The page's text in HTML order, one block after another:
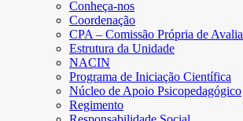
Conheça-nos
Coordenação
CPA – Comissão Própria de
Estrutura da Unidade
NACIN
Programa de Iniciação Científica
Núcleo de Apoio Psicopedagógico
Regimento